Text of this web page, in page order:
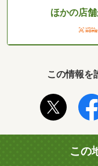
ほかの店
この情報を
この